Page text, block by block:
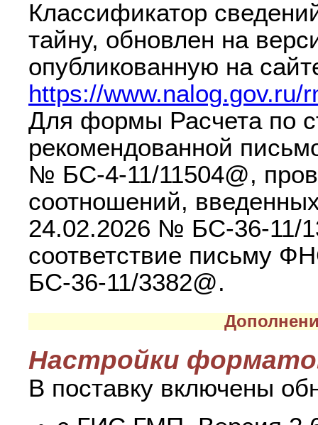
Классификатор
тайну, обновлен на
опубликованную на
https://
Для формы Расчета по
рекомендованной
№ БС-4-11/11504@,
соотношений,
24.02.2026 № БС-36-11/
соответствие письму
БС-36-11/3382@.
Настройки
В поставку включены